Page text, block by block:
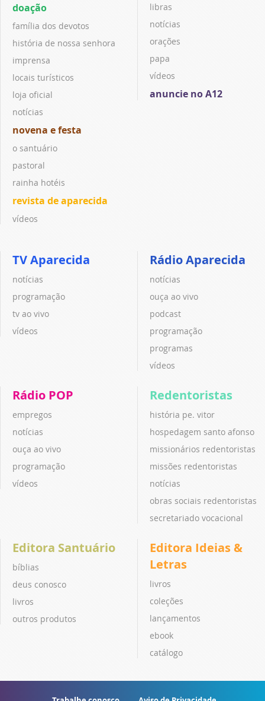
doação
família dos devotos
história de nossa senhora
imprensa
locais turísticos
loja oficial
notícias
novena e festa
o santuário
pastoral
rainha hotéis
revista de aparecida
vídeos
libras
notícias
orações
papa
vídeos
anuncie no A12
TV Aparecida
notícias
programação
tv ao vivo
vídeos
Rádio Aparecida
notícias
ouça ao vivo
podcast
programação
programas
vídeos
Rádio POP
empregos
notícias
ouça ao vivo
programação
vídeos
Redentoristas
história pe. vitor
hospedagem santo afonso
missionários redentoristas
missões redentoristas
notícias
obras sociais redentoristas
secretariado vocacional
Editora Santuário
bíblias
deus conosco
livros
outros produtos
Editora Ideias &
Letras
livros
coleções
lançamentos
ebook
catálogo